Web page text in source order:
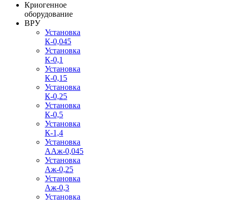
Криогенное
оборудование
ВРУ
Установка
К-0,045
Установка
К-0,1
Установка
К-0,15
Установка
К-0,25
Установка
К-0,5
Установка
К-1,4
Установка
ААж-0,045
Установка
Аж-0,25
Установка
Аж-0,3
Установка